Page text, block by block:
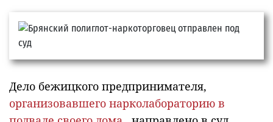
Дело бежицкого предпринимателя,
организовавшего нарколабораторию в